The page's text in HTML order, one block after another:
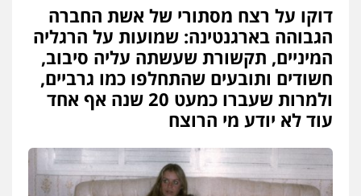
דוקו על רצח מסתורי של אשת החברה
הגבוהה בארגנטינה: שמועות על הרגליה
המיניים, תקשורת שעשתה עליה סיבוב,
חשודים ותובעים שהתחלפו כמו גרביים,
ולמרות שעברו כמעט 20 שנה אף אחד
עוד לא יודע מי הרוצח